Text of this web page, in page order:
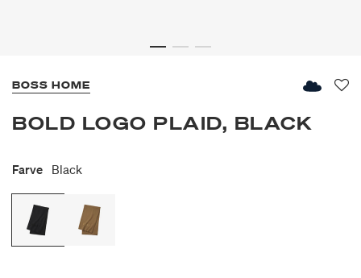
BOSS HOME
BOLD LOGO PLAID, BLACK
Farve Black